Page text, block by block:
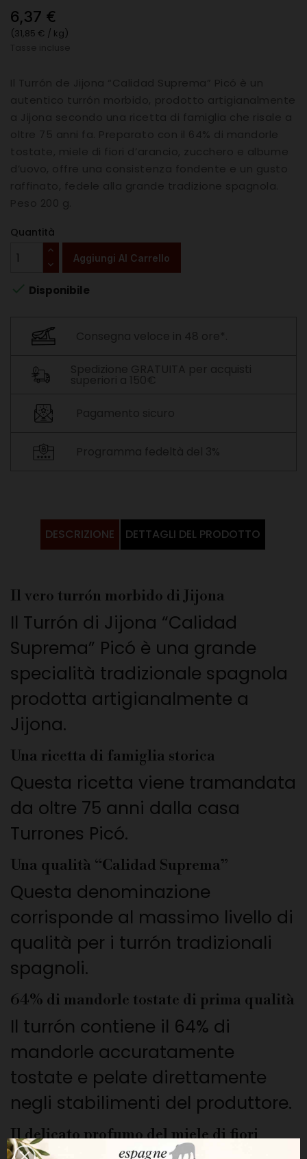
6,37 €
(31,85 € / kg)
Quantità
Aggiungi Al Carrello
 Disponibile
DESCRIZIONE DETTAGLI DEL PRODOTTO
Il vero turrón morbido di Jijona
Il Turrón di Jijona “Calidad
Suprema” Picó è una grande
specialità tradizionale spagnola
prodotta artigianalmente a
Jijona.
Una ricetta di famiglia storica
Questa ricetta viene tramandata
da oltre 75 anni dalla casa
Turrones Picó.
Una qualità “Calidad Suprema”
Questa denominazione
corrisponde al massimo livello di
qualità per i turrón tradizionali
spagnoli.
64% di mandorle tostate di prima qualità
Il turrón contiene il 64% di
mandorle accuratamente
tostate e pelate direttamente
negli stabilimenti del produttore.
Il delicato profumo del miele di fiori
d'arancio